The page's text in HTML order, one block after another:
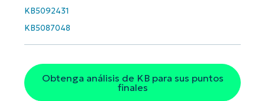
KB5092431
KB5087048
Obtenga análisis de KB para sus puntos
finales